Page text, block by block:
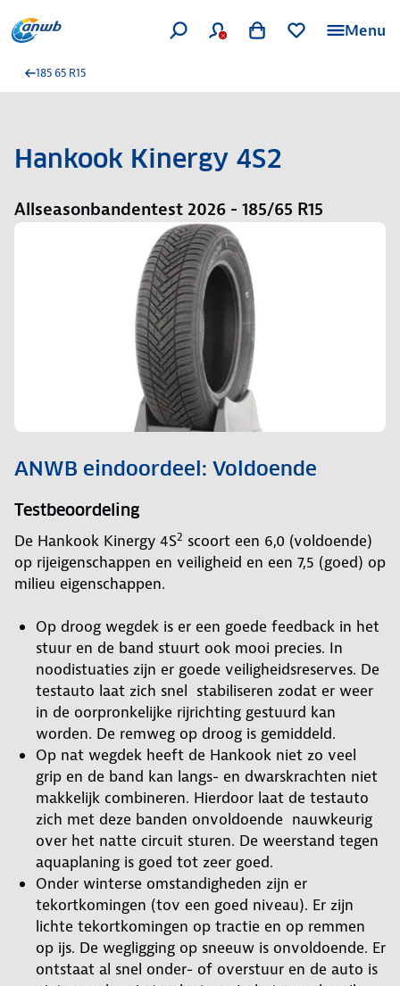
Menu
185 65 R15
Hankook Kinergy 4S2
Allseasonbandentest 2026 - 185/65 R15
ANWB eindoordeel: Voldoende
Testbeoordeling
De Hankook Kinergy 4S2 scoort een 6,0 (voldoende)
op rijeigenschappen en veiligheid en een 7,5 (goed) op
milieu eigenschappen.
Op droog wegdek is er een goede feedback in het
stuur en de band stuurt ook mooi precies. In
noodistuaties zijn er goede veiligheidsreserves. De
testauto laat zich snel stabiliseren zodat er weer
in de oorpronkelijke rijrichting gestuurd kan
worden. De remweg op droog is gemiddeld.
Op nat wegdek heeft de Hankook niet zo veel
grip en de band kan langs- en dwarskrachten niet
makkelijk combineren. Hierdoor laat de testauto
zich met deze banden onvoldoende nauwkeurig
over het natte circuit sturen. De weerstand tegen
aquaplaning is goed tot zeer goed.
Onder winterse omstandigheden zijn er
tekortkomingen (tov een goed niveau). Er zijn
lichte tekortkomingen op tractie en op remmen
op ijs. De wegligging op sneeuw is onvoldoende. Er
ontstaat al snel onder- of overstuur en de auto is